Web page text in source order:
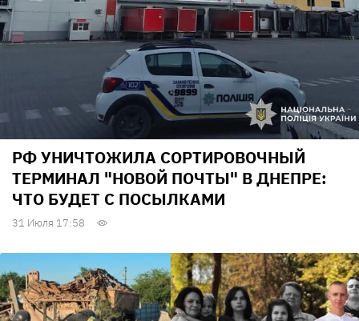
РФ УНИЧТОЖИЛА СОРТИРОВОЧНЫЙ
ТЕРМИНАЛ "НОВОЙ ПОЧТЫ" В ДНЕПРЕ:
ЧТО БУДЕТ С ПОСЫЛКАМИ
31 Июля 17:58